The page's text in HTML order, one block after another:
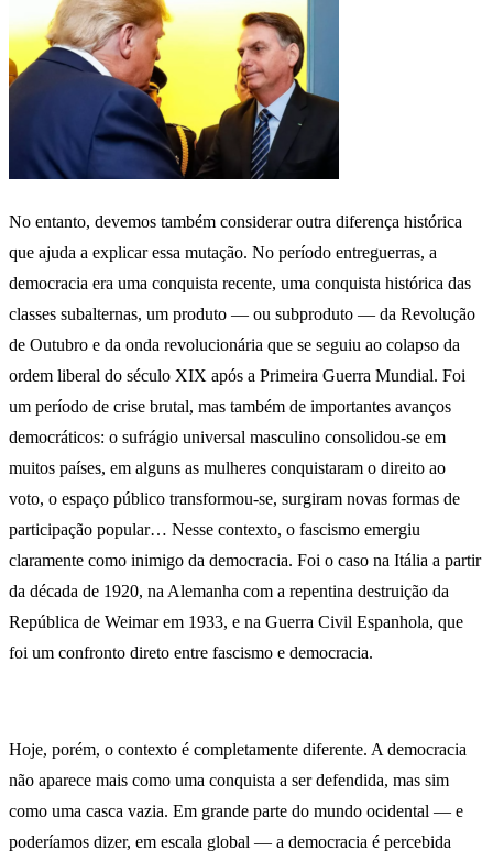
No entanto, devemos também considerar outra diferença histórica
que ajuda a explicar essa mutação. No período entreguerras, a
democracia era uma conquista recente, uma conquista histórica das
classes subalternas, um produto — ou subproduto — da Revolução
de Outubro e da onda revolucionária que se seguiu ao colapso da
ordem liberal do século XIX após a Primeira Guerra Mundial. Foi
um período de crise brutal, mas também de importantes avanços
democráticos: o sufrágio universal masculino consolidou-se em
muitos países, em alguns as mulheres conquistaram o direito ao
voto, o espaço público transformou-se, surgiram novas formas de
participação popular… Nesse contexto, o fascismo emergiu
claramente como inimigo da democracia. Foi o caso na Itália a partir
da década de 1920, na Alemanha com a repentina destruição da
República de Weimar em 1933, e na Guerra Civil Espanhola, que
foi um confronto direto entre fascismo e democracia.
Hoje, porém, o contexto é completamente diferente. A democracia
não aparece mais como uma conquista a ser defendida, mas sim
como uma casca vazia. Em grande parte do mundo ocidental — e
poderíamos dizer, em escala global — a democracia é percebida